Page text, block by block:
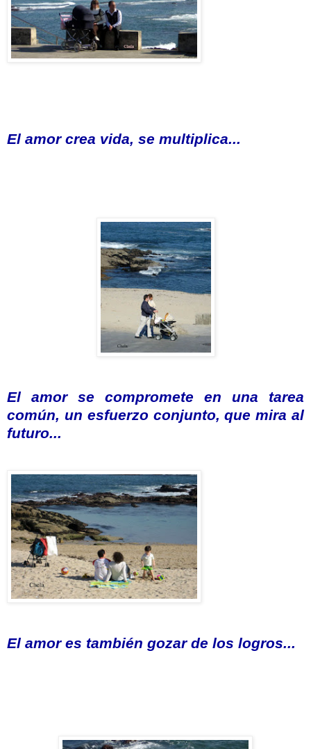
El amor crea vida, se multiplica...
El amor se compromete en una tarea
común, un esfuerzo conjunto, que mira al
futuro...
El amor es también gozar de los logros...